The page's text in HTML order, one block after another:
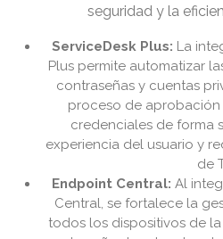
seguridad y la
ServiceDesk Plus: La
Plus permite automatizar
contraseñas y cuentas
proceso de
credenciales de forma
experiencia del usuario y
de
Endpoint Central: Al
Central, se fortalece la
todos los dispositivos de